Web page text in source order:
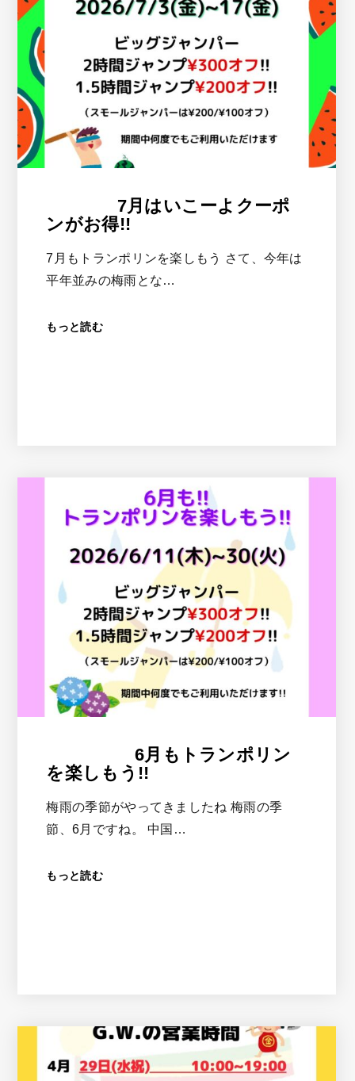
7月はいこーよクーポ
ンがお得!!
7月もトランポリンを楽しもう さて、今年は
平年並みの梅雨とな…
もっと読む
6月もトランポリン
を楽しもう!!
梅雨の季節がやってきましたね 梅雨の季
節、6月ですね。 中国…
もっと読む